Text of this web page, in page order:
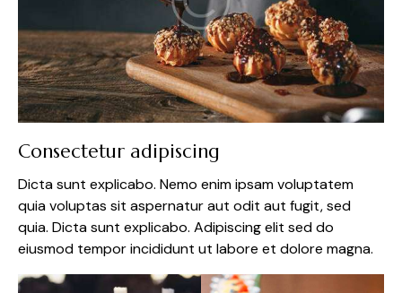
Consectetur adipiscing
Dicta sunt explicabo. Nemo enim ipsam voluptatem
quia voluptas sit aspernatur aut odit aut fugit, sed
quia. Dicta sunt explicabo. Adipiscing elit sed do
eiusmod tempor incididunt ut labore et dolore magna.